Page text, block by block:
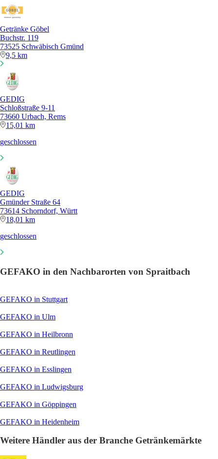
Getränke Göbel
Buchstr. 119
73525 Schwäbisch Gmünd
9,5 km
GEDIG
Schloßstraße 9-11
73660 Urbach, Rems
15,01 km
geschlossen
GEDIG
Gmünder Straße 64
73614 Schorndorf, Württ
18,01 km
geschlossen
GEFAKO in den Nachbarorten von Spraitbach
GEFAKO in Stuttgart
GEFAKO in Ulm
GEFAKO in Heilbronn
GEFAKO in Reutlingen
GEFAKO in Esslingen
GEFAKO in Ludwigsburg
GEFAKO in Göppingen
GEFAKO in Heidenheim
Weitere Händler aus der Branche Getränkemärkte